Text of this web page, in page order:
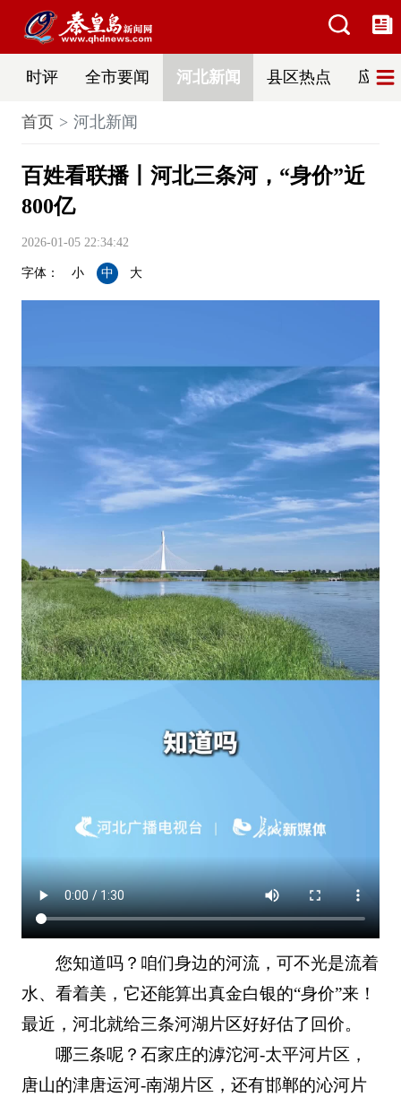
时评 全市要闻 河北新闻 县区热点 应急
首页 河北新闻
百姓看联播丨河北三条河，“身价”近
800亿
2026-01-05 22:34:42
字体： 小 中 大
您知道吗？咱们身边的河流，可不光是流着
水、看着美，它还能算出真金白银的“身价”来！
最近，河北就给三条河湖片区好好估了回价。
哪三条呢？石家庄的滹沱河-太平河片区，
唐山的津唐运河-南湖片区，还有邯郸的沁河片